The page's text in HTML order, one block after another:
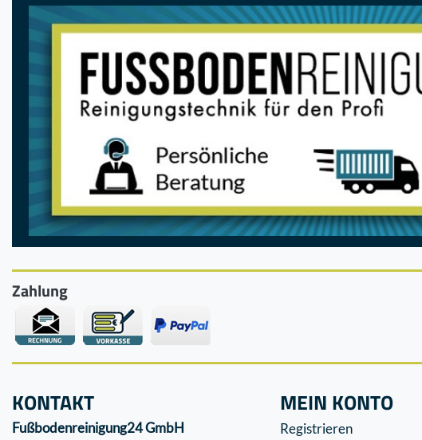
Zahlung
KONTAKT
Fußbodenreinigung24 GmbH
MEIN KONTO
Registrieren